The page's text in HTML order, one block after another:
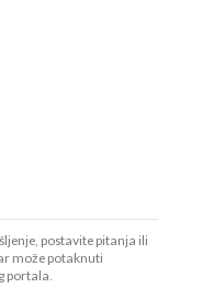
postavite pitanja ili
može potaknuti
portala.